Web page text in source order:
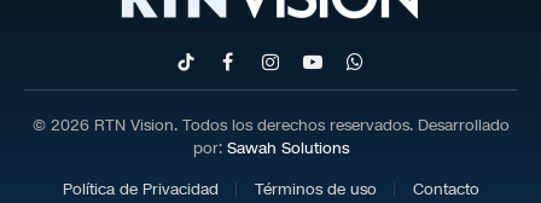
TikTokFacebookInstagram
YouTubeWhatsApp
© 2026 RTN Vision. Todos los derechos reservados. Desarrollado
por: Sawah Solutions
Política de Privacidad
Términos de uso Contacto